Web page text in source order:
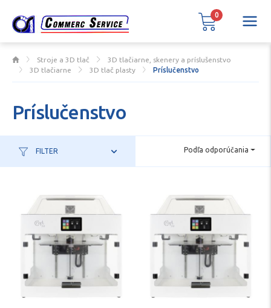
Stroje a 3D tlač
3D tlačiarne, skenery a príslušenstvo
3D tlačiarne
3D tlač plasty Príslučenstvo
Príslučenstvo
FILTER Podľa odporúčania
0